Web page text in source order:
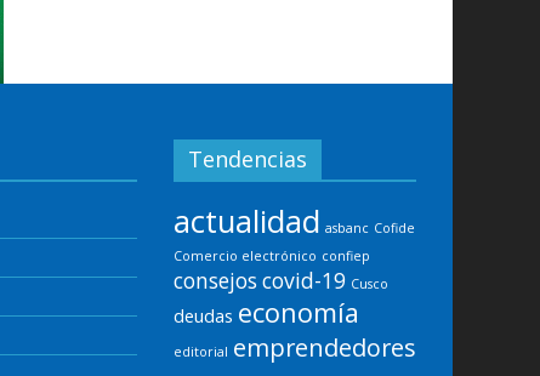
Tendencias
actualidad asbanc Cofide
Comercio electrónico confiep
consejos covid-19 Cusco
deudas economía
editorial emprendedores